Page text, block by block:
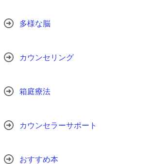
多様な脳
カウンセリング
箱庭療法
カウンセラーサポート
おすすめ本